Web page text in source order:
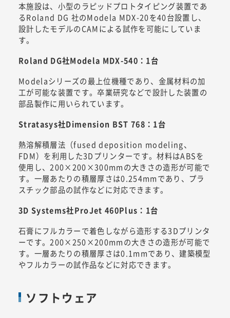
本施設は、小型のラピッドプロトタイピング装置であ
るRoland DG 社のModela MDX-20を40台設置し、
設計したモデルのCAMによる試作を可能にしていま
す。
Roland DG社Modela MDX-540：1台
Modelaシリーズの最上位機種であり、金属材料の加
工が可能な装置です。卒業研究などで設計した装置の
部品製作に用いられています。
Stratasys社Dimension BST 768：1台
熱溶解積層法（fused deposition modeling、
FDM）を利用した3Dプリンターです。材料はABSを
使用し、200×200×300mmの大きさの造形が可能で
す。一層あたりの積層厚さは0.254mmであり、プラ
スチック部品の試作などに対応できます。
3D Systems社ProJet 460Plus：1台
石膏にフルカラーで着色しながら造形する3Dプリンタ
ーです。200×250×200mmの大きさの造形が可能で
す。一層あたりの積層厚さは0.1mmであり、建築模型
やフルカラーの試作品などに対応できます。
ソフトウェア